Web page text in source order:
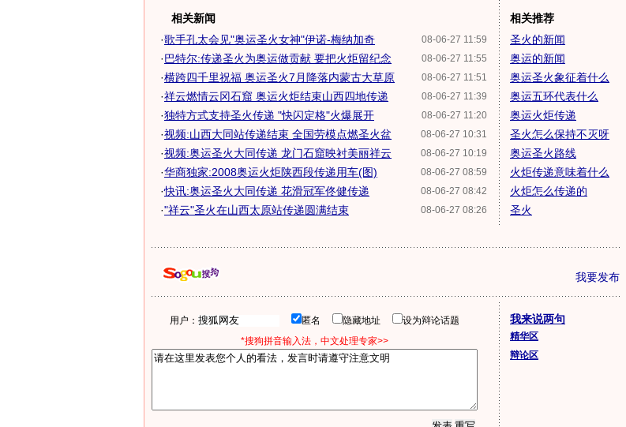
相关新闻
08-06-27 11:59
·歌手孔太会见"奥运圣火女神"伊诺-梅纳加奇
08-06-27 11:55
·巴特尔:传递圣火为奥运做贡献 要把火炬留纪念
08-06-27 11:51
·横跨四千里祝福 奥运圣火7月降落内蒙古大草原
08-06-27 11:39
·祥云燃情云冈石窟 奥运火炬结束山西四地传递
08-06-27 11:20
·独特方式支持圣火传递 "快闪定格"火爆展开
08-06-27 10:31
·视频:山西大同站传递结束 全国劳模点燃圣火盆
08-06-27 10:19
·视频:奥运圣火大同传递 龙门石窟映衬美丽祥云
08-06-27 08:59
·华商独家:2008奥运火炬陕西段传递用车(图)
08-06-27 08:42
·快讯:奥运圣火大同传递 花滑冠军佟健传递
08-06-27 08:26
·"祥云"圣火在山西太原站传递圆满结束
相关推荐
圣火的新闻
奥运的新闻
奥运圣火象征着什么
奥运五环代表什么
奥运火炬传递
圣火怎么保持不灭呀
奥运圣火路线
火炬传递意味着什么
火炬怎么传递的
圣火
我要发布
用户： 匿名 隐藏地址
设为辩论话题
*搜狗拼音输入法，中文处理专家>>
我来说两句
精华区
辩论区